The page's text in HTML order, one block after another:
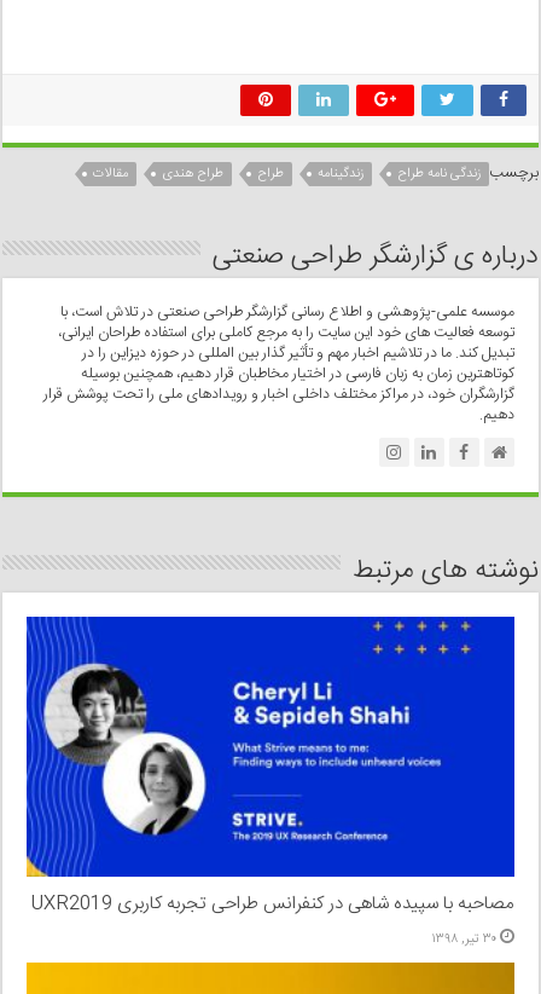
برچسب زندگی نامه طراح زندگینامه طراح طراح هندی مقالات
درباره ی گزارشگر طراحی صنعتی
موسسه علمی-پژوهشی و اطلاع رسانی گزارشگر طراحی صنعتی در تلاش است، با
توسعه فعالیت های خود این سایت را به مرجع کاملی برای استفاده طراحان ایرانی،
تبدیل کند. ما در تلاشیم اخبار مهم و تأثیر گذار بین المللی در حوزه دیزاین را در
کوتاهترین زمان به زبان فارسی در اختیار مخاطبان قرار دهیم، همچنین بوسیله
گزارشگران خود، در مراکز مختلف داخلی اخبار و رویدادهای ملی را تحت پوشش قرار
دهیم.
نوشته های مرتبط
مصاحبه با سپیده شاهی در کنفرانس طراحی تجربه کاربری UXR2019
۳۰ تیر, ۱۳۹۸